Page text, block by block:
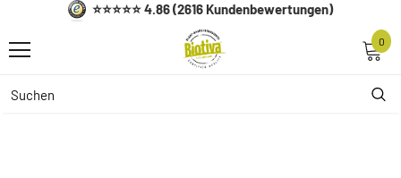
⭐⭐⭐⭐⭐ 4.86 (2616 Kundenbewertungen)
0